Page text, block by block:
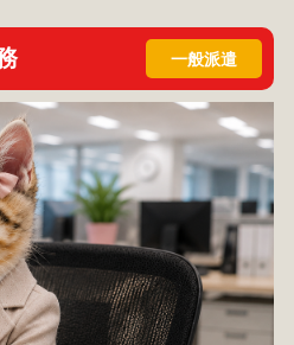
一般派遣